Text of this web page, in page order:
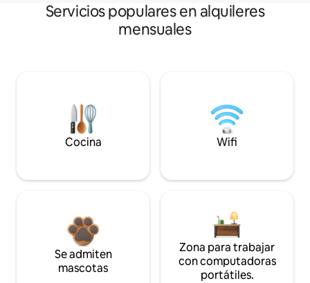
Servicios populares en alquileres
mensuales
Cocina Wifi
Se admiten
mascotas
Zona para trabajar
con computadoras
portátiles.